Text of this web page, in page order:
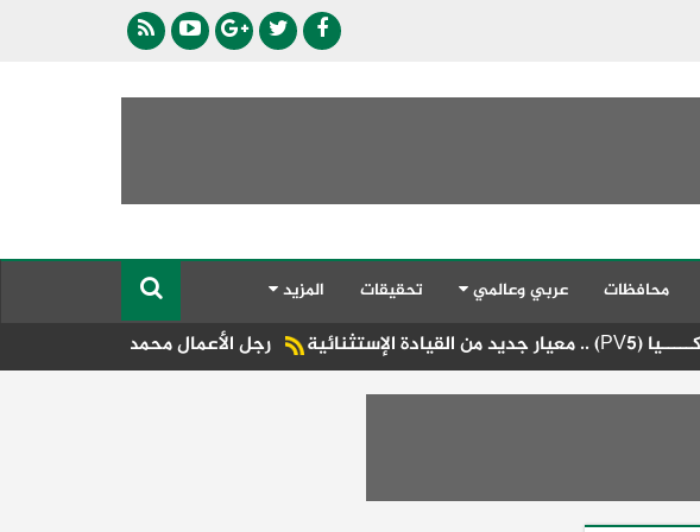
محافظات عربي وعالمي تحقيقات المزيد
رجل الأعمال محمد الششتاوي يحتفل